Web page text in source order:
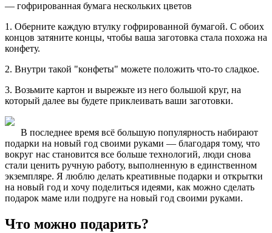
— гофрированная бумага нескольких цветов
1. Оберните каждую втулку гофрированной бумагой. С обоих
концов затяните концы, чтобы ваша заготовка стала похожа на
конфету.
2. Внутри такой "конфеты" можете положить что-то сладкое.
3. Возьмите картон и вырежьте из него большой круг, на
который далее вы будете приклеивать ваши заготовки.
В последнее время всё большую популярность набирают
подарки на новый год своими руками — благодаря тому, что
вокруг нас становится все больше технологий, люди снова
стали ценить ручную работу, выполненную в единственном
экземпляре. Я люблю делать креативные подарки и открытки
на новый год и хочу поделиться идеями, как можно сделать
подарок маме или подруге на новый год своими руками.
Что можно подарить?